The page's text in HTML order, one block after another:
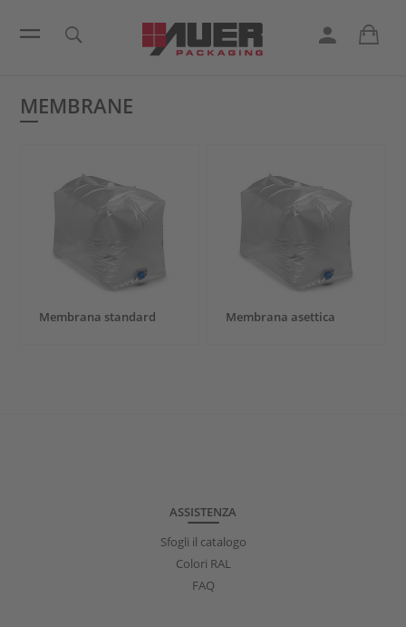
MEMBRANE
Membrana standard Membrana asettica
ASSISTENZA
Sfogli il catalogo
Colori RAL
FAQ